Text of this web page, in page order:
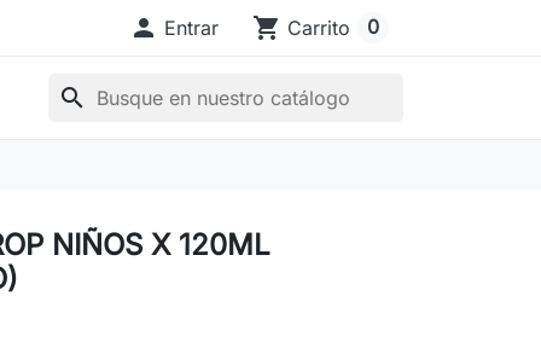
 Entrar shopping_cart Carrito 0
search
NIÑOS X 120ML